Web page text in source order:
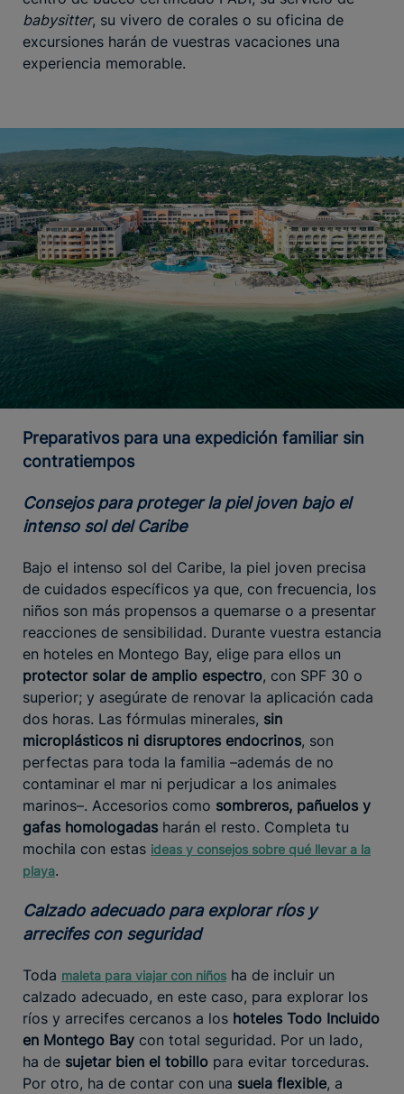
babysitter, su vivero de corales o su oficina de
excursiones harán de vuestras vacaciones una
experiencia memorable.
Preparativos para una expedición familiar sin
contratiempos
Consejos para proteger la piel joven bajo el
intenso sol del Caribe
Bajo el intenso sol del Caribe, la piel joven precisa
de cuidados específicos ya que, con frecuencia, los
niños son más propensos a quemarse o a presentar
reacciones de sensibilidad. Durante vuestra estancia
en hoteles en Montego Bay, elige para ellos un
protector solar de amplio espectro, con SPF 30 o
superior; y asegúrate de renovar la aplicación cada
dos horas. Las fórmulas minerales, sin
microplásticos ni disruptores endocrinos, son
perfectas para toda la familia –además de no
contaminar el mar ni perjudicar a los animales
marinos–. Accesorios como sombreros, pañuelos y
gafas homologadas harán el resto. Completa tu
mochila con estas ideas y consejos sobre qué llevar a la
playa.
Calzado adecuado para explorar ríos y
arrecifes con seguridad
Toda maleta para viajar con niños ha de incluir un
calzado adecuado, en este caso, para explorar los
ríos y arrecifes cercanos a los hoteles Todo Incluido
en Montego Bay con total seguridad. Por un lado,
ha de sujetar bien el tobillo para evitar torceduras.
Por otro, ha de contar con una suela flexible, a